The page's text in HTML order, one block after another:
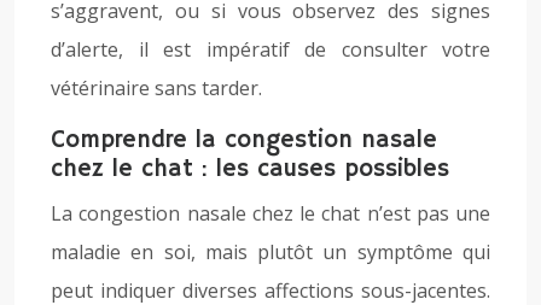
s’aggravent, ou si vous observez des signes
d’alerte, il est impératif de consulter votre
vétérinaire sans tarder.
Comprendre la congestion nasale
chez le chat : les causes possibles
La congestion nasale chez le chat n’est pas une
maladie en soi, mais plutôt un symptôme qui
peut indiquer diverses affections sous-jacentes.